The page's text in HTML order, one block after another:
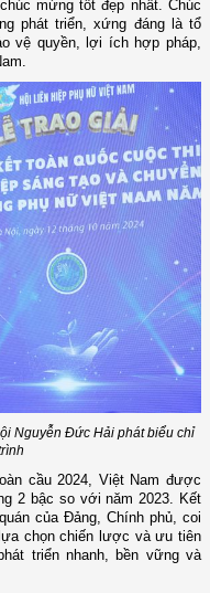
mừng tốt đẹp nhất. Chúc
phát triển, xứng đáng là tổ
vệ quyền, lợi ích hợp pháp,
Nguyễn Đức Hải phát biểu chỉ
cầu 2024, Việt Nam được
2 bậc so với năm 2023. Kết
của Đảng, Chính phủ, coi
chọn chiến lược và ưu tiên
triển nhanh, bền vững và